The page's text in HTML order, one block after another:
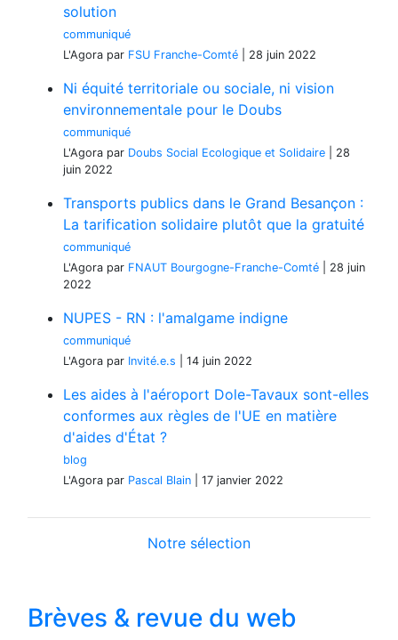
solution
communiqué
L'Agora par FSU Franche-Comté 28 juin 2022
Ni équité territoriale ou sociale, ni vision
environnementale pour le Doubs
communiqué
L'Agora par Doubs Social Ecologique et Solidaire
28
juin 2022
Transports publics dans le Grand Besançon :
La tarification solidaire plutôt que la gratuité
communiqué
L'Agora par FNAUT Bourgogne-Franche-Comté
28 juin
2022
NUPES - RN : l'amalgame indigne
communiqué
L'Agora par Invité.e.s 14 juin 2022
Les aides à l'aéroport Dole-Tavaux sont-elles
conformes aux règles de l'UE en matière
d'aides d'État ?
blog
L'Agora par Pascal Blain 17 janvier 2022
Notre sélection
Brèves & revue du web